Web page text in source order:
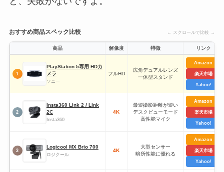
おすすめ商品スペック比較 ← スクロールで比較 →
商品 解像度 特徴 リンク
1
PlayStation 5専用 HDカ
メラ
ソニー
フルHD
広角デュアルレンズ
一体型スタンド
Amazon
楽天市場
Yahoo!
2
Insta360 Link 2 / Link
2C
Insta360
4K
最短撮影距離が短い
デスクビューモード
高性能マイク
Amazon
楽天市場
Yahoo!
3
Logicool MX Brio 700
ロジクール
4K
大型センサー
暗所性能に優れる
Amazon
楽天市場
Yahoo!